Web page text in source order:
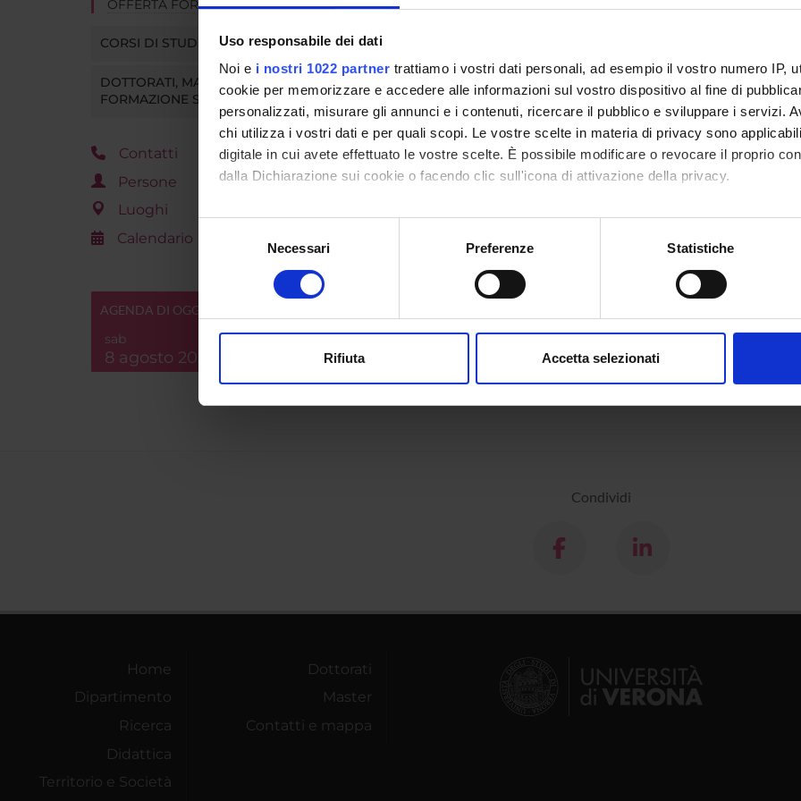
Uso responsabile dei dati
Noi e i nostri 1022 partner trattiamo i vostri dati personali, ad esempio il vostro numero IP,
cookie per memorizzare e accedere alle informazioni sul vostro dispositivo al fine di
personalizzati, misurare gli annunci e i contenuti, ricercare il pubblico e sviluppare i servizi.
chi utilizza i vostri dati e per quali scopi. Le vostre scelte in materia di privacy sono
digitale in cui avete effettuato le vostre scelte. È possibile modificare o revocare il proprio
dalla Dichiarazione sui cookie o facendo clic sull'icona di attivazione della privacy.
Con il tuo consenso, vorremmo anche:
raccogliere informazioni sulla tua posizione geografica, con un'approssimazione di
digitali).
modificare o ritirare il tuo consenso in qualsiasi momento dalla Dichiarazione sui cookie.
Necessari Preferenze Statistiche
Rifiuta Accetta selezionati
OFFERTA FORMATIVA
CORSI DI STUDIO
DOTTORATI, MASTER E
FORMAZIONE SUPERIORE
Contatti
Persone
Luoghi
Calendario
AGENDA DI OGGI
sab
8 agosto 2026
Condividi
Home
Dipartimento
Ricerca
Didattica
Territorio e Società
Dottorati
Master
Contatti e mappa